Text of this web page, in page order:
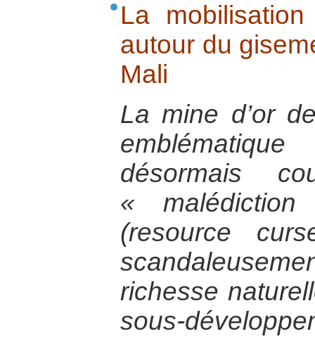
La
autour du
Mali
La mine d’or
désormais
«
(resource
richesse
sous-